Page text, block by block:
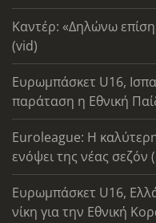
Καντέρ: «Δηλώνω
(vid)
Ευρωμπάσκετ U16,
παράταση η Εθνική
Euroleague: Η
ενόψει της νέας σεζόν
Ευρωμπάσκετ U16,
νίκη για την Εθνική